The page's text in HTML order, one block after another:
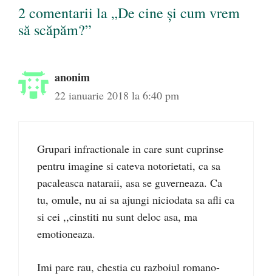
2 comentarii la „De cine și cum vrem
să scăpăm?”
anonim
22 ianuarie 2018 la 6:40 pm
Grupari infractionale in care sunt cuprinse
pentru imagine si cateva notorietati, ca sa
pacaleasca nataraii, asa se guverneaza. Ca
tu, omule, nu ai sa ajungi niciodata sa afli ca
si cei ,,cinstiti nu sunt deloc asa, ma
emotioneaza.
Imi pare rau, chestia cu razboiul romano-